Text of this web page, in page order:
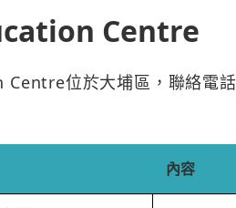
Centre
位於大埔區，聯絡電
內容